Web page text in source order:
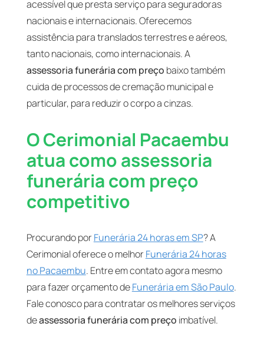
acessível que presta serviço para seguradoras
nacionais e internacionais. Oferecemos
assistência para translados terrestres e aéreos,
tanto nacionais, como internacionais. A
assessoria funerária com preço baixo também
cuida de processos de cremação municipal e
particular, para reduzir o corpo a cinzas.
O Cerimonial Pacaembu
atua como assessoria
funerária com preço
competitivo
Procurando por Funerária 24 horas em SP? A
Cerimonial oferece o melhor Funerária 24 horas
no Pacaembu. Entre em contato agora mesmo
para fazer orçamento deFunerária em São Paulo.
Fale conosco para contratar os melhores serviços
deassessoria funerária com preço imbatível.